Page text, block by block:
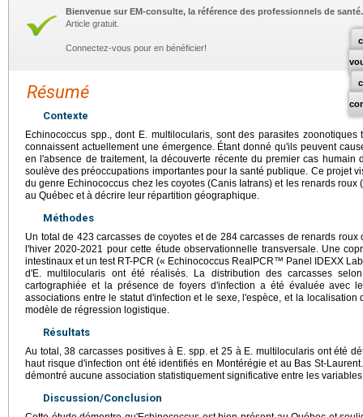
Bienvenue sur EM-consulte, la référence des professionnels de santé.
Article gratuit.
Connectez-vous pour en bénéficier!
Résumé
Contexte
Echinococcus spp., dont E. multilocularis, sont des parasites
connaissent actuellement une émergence. Étant donné qu'ils peuvent
en l'absence de traitement, la découverte récente du premier cas humain
soulève des préoccupations importantes pour la santé publique. Ce projet
du genre Echinococcus chez les coyotes (Canis Iatrans) et les renards
au Québec et à décrire leur répartition géographique.
Méthodes
Un total de 423 carcasses de coyotes et de 284 carcasses de renards
l'hiver 2020-2021 pour cette étude observationnelle transversale. Une
intestinaux et un test RT-PCR (« Echinococcus RealPCR™ Panel IDEXX
d'E. multilocularis ont été réalisés. La distribution des carcasses
cartographiée et la présence de foyers d'infection a été évaluée avec
associations entre le statut d'infection et le sexe, l'espèce, et la
modèle de régression logistique.
Résultats
Au total, 38 carcasses positives à E. spp. et 25 à E. multilocularis ont été
haut risque d'infection ont été identifiés en Montérégie et au Bas St-
démontré aucune association statistiquement significative entre les
Discussion/Conclusion